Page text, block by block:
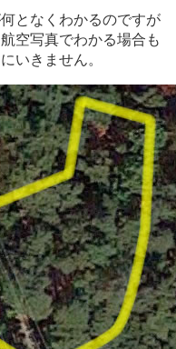
となくわかるのですが
空写真でわかる場合も
いきません。